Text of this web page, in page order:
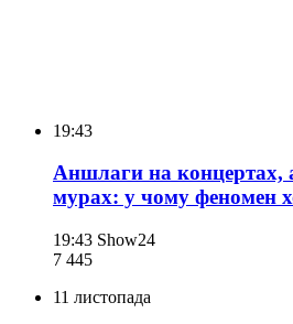
19:43
Аншлаги на концертах,
мурах: у чому феномен
19:43 Show24
7 445
11 листопада